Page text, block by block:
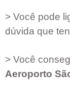
> Você pode
dúvida que
> Você
Aeroporto